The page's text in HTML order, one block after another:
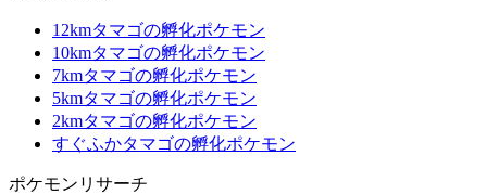
12kmタマゴの孵化ポケモン
10kmタマゴの孵化ポケモン
7kmタマゴの孵化ポケモン
5kmタマゴの孵化ポケモン
2kmタマゴの孵化ポケモン
すぐふかタマゴの孵化ポケモン
ポケモンリサーチ